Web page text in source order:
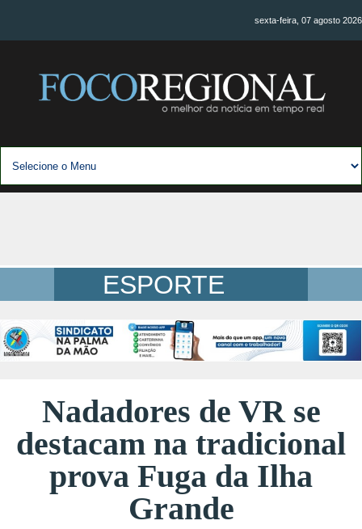
sexta-feira, 07 agosto 2026
ESPORTE
Nadadores de VR se
destacam na tradicional
prova Fuga da Ilha
Grande